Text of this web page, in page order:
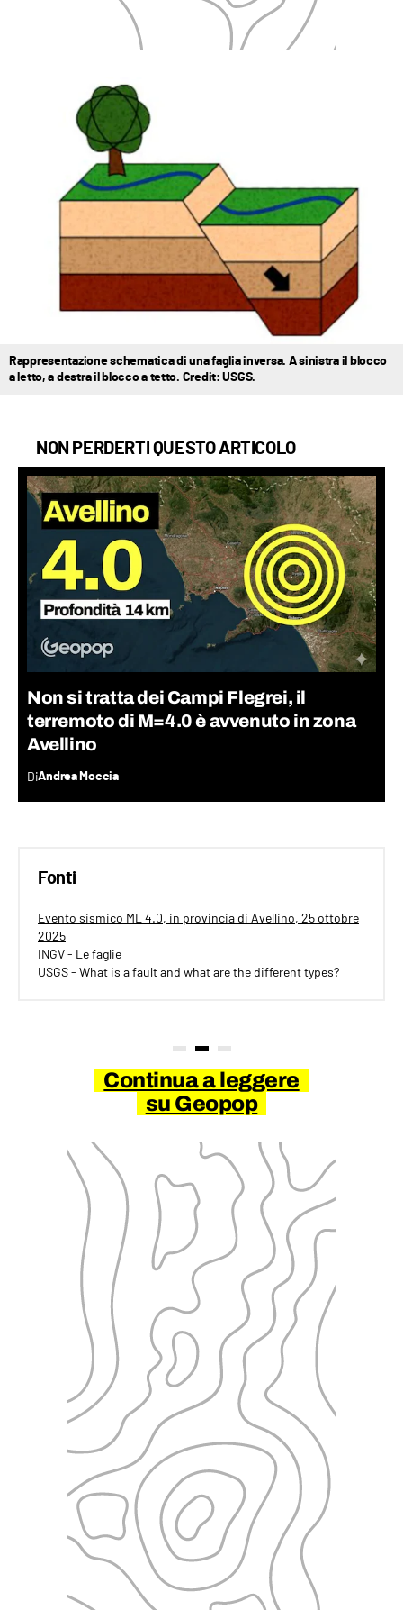
Rappresentazione schematica di una faglia inversa. A sinistra il blocco
a letto, a destra il blocco a tetto. Credit: USGS.
NON PERDERTI QUESTO ARTICOLO
Non si tratta dei Campi Flegrei, il
terremoto di M=4.0 è avvenuto in zona
Avellino
DiAndrea Moccia
Fonti
Evento sismico ML 4.0, in provincia di Avellino, 25 ottobre
2025
INGV - Le faglie
USGS - What is a fault and what are the different types?
Continua a leggere
su Geopop